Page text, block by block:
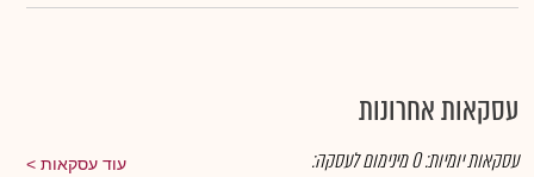
עסקאות אחרונות
עוד עסקאות עסקאות יומיות:0מינימום לעסקה: